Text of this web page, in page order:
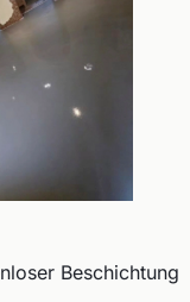
Beschichtung